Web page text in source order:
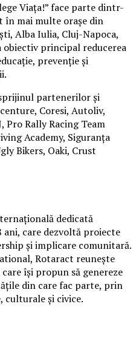
Viața!” face parte dintr-
în mai multe orașe din
Alba Iulia, Cluj-Napoca,
obiectiv principal reducerea
prevenție și
partenerilor și
Coresi, Autoliv,
Pro Rally Racing Team
Academy, Siguranța
Bikers, Oaki, Crust
dedicată
care dezvoltă proiecte
și implicare comunitară.
Rotaract reunește
își propun să genereze
din care fac parte, prin
culturale și civice.